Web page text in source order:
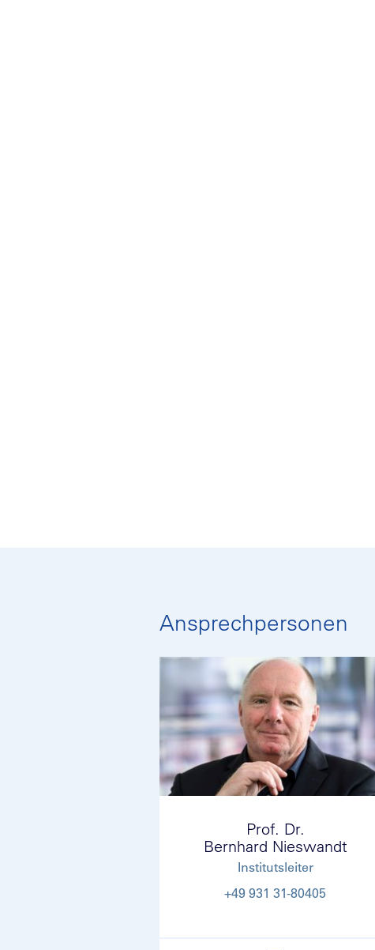
Ansprechpersonen
Prof. Dr.
Bernhard Nieswandt
Institutsleiter
+49 931 31-80405